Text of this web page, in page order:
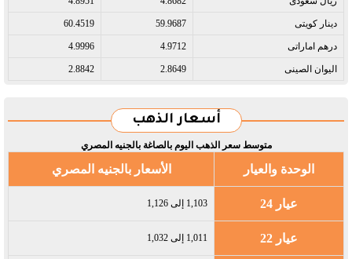
دينار كويتى​ 59.9687
60.4519
درهم اماراتى​ 4.9712
4.9996
اليوان الصينى​ 2.8649
2.8842
أسعار الذهب
متوسط سعر الذهب اليوم بالصاغة بالجنيه المصري
الوحدة والعيار الأسعار بالجنيه المصري
عيار 24 1,103 إلى 1,126
عيار 22 1,011 إلى 1,032